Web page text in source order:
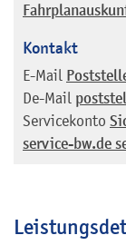
Kontakt
E-Mail
De-Mail
Servicekonto
service-bw.de